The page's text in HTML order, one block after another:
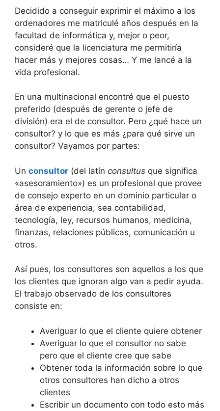
Decidido a conseguir exprimir el máximo a los
ordenadores me matriculé años después en la
facultad de informática y, mejor o peor,
consideré que la licenciatura me permitiría
hacer más y mejores cosas… Y me lancé a la
vida profesional.
En una multinacional encontré que el puesto
preferido (después de gerente o jefe de
división) era el de consultor. Pero ¿qué hace un
consultor? y lo que es más ¿para qué sirve un
consultor? Vayamos por partes:
Un consultor (del latín consultus que significa
«asesoramiento») es un profesional que provee
de consejo experto en un dominio particular o
área de experiencia, sea contabilidad,
tecnología, ley, recursos humanos, medicina,
finanzas, relaciones públicas, comunicación u
otros.
Así pues, los consultores son aquellos a los que
los clientes que ignoran algo van a pedir ayuda.
El trabajo observado de los consultores
consiste en:
Averiguar lo que el cliente quiere obtener
Averiguar lo que el consultor no sabe
pero que el cliente cree que sabe
Obtener toda la información sobre lo que
otros consultores han dicho a otros
clientes
Escribir un documento con todo esto más